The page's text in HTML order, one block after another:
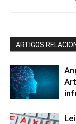
ARTIGOS